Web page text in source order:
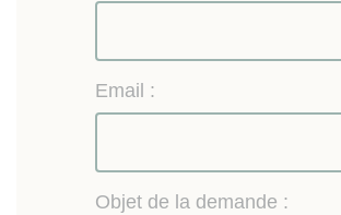
Email :
Objet de la demande :